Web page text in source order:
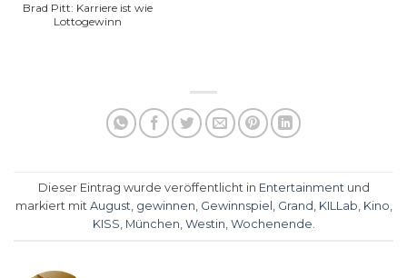
Brad Pitt: Karriere ist wie
Lottogewinn
Dieser Eintrag wurde veröffentlicht in Entertainment und
markiert mit August gewinnen Gewinnspiel Grand KILLab Kino
KISS München Westin Wochenende